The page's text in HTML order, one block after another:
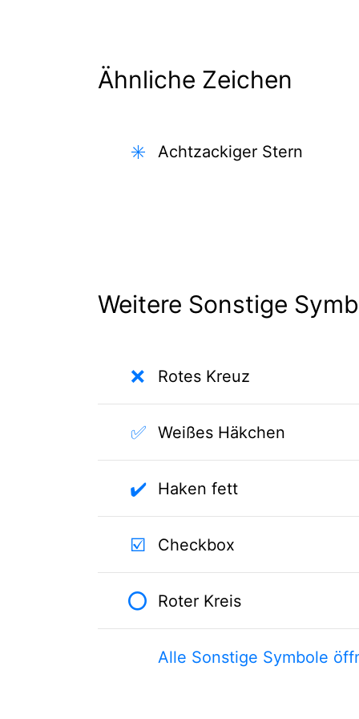
Ähnliche Zeichen
✳️ Achtzackiger Stern
Weitere Sonstige
❌ Rotes Kreuz
✅ Weißes Häkchen
✔️ Haken fett
☑️ Checkbox
⭕ Roter Kreis
Alle Sonstige Symbole